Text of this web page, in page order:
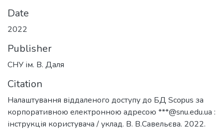
Date
2022
Publisher
СНУ ім. В. Даля
Citation
Налаштування віддаленого доступу до БД Scopus за
корпоративною електронною адресою ***@snu.edu.ua :
інструкція користувача / уклад. В. В.Савельєва. 2022.